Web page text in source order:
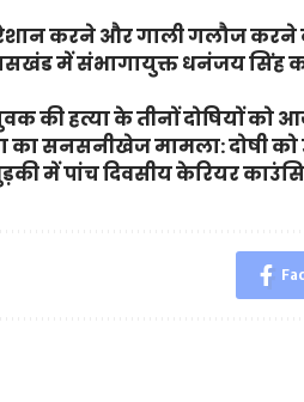
करने और गाली गलौज करने
में संभागायुक्त धनंजय सिंह
की हत्या के तीनों दोषियों को
का सनसनीखेज मामला: दोषी
में पांच दिवसीय केरियर